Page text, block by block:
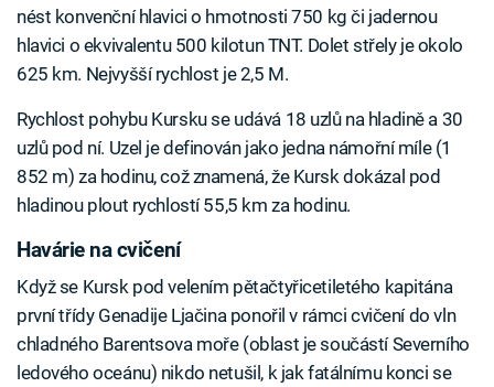
nést konvenční hlavici o hmotnosti 750 kg či jadernou
hlavici o ekvivalentu 500 kilotun TNT. Dolet střely je okolo
625 km. Nejvyšší rychlost je 2,5 M.
Rychlost pohybu Kursku se udává 18 uzlů na hladině a 30
uzlů pod ní. Uzel je definován jako jedna námořní míle (1
852 m) za hodinu, což znamená, že Kursk dokázal pod
hladinou plout rychlostí 55,5 km za hodinu.
Havárie na cvičení
Když se Kursk pod velením pětačtyřicetiletého kapitána
první třídy Genadije Ljačina ponořil v rámci cvičení do vln
chladného Barentsova moře (oblast je součástí Severního
ledového oceánu) nikdo netušil, k jak fatálnímu konci se